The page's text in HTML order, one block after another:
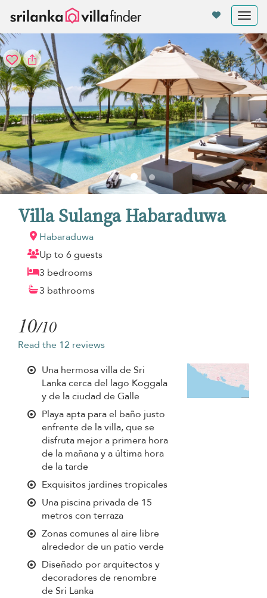
Villa Sulanga Habaraduwa
Habaraduwa
Up to 6 guests
3 bedrooms
3 bathrooms
10/10
Read the 12 reviews
Una hermosa villa de Sri
Lanka cerca del lago Koggala
y de la ciudad de Galle
Playa apta para el baño justo
enfrente de la villa, que se
disfruta mejor a primera hora
de la mañana y a última hora
de la tarde
Exquisitos jardines tropicales
Una piscina privada de 15
metros con terraza
Zonas comunes al aire libre
alrededor de un patio verde
Diseñado por arquitectos y
decoradores de renombre
de Sri Lanka
Panel de gestión de cookies